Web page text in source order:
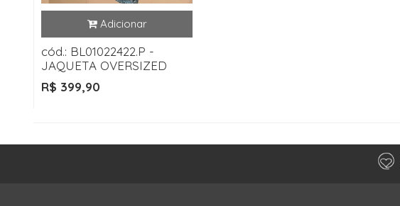
cód.: BL01022422.P -
JAQUETA OVERSIZED
R$ 399,90